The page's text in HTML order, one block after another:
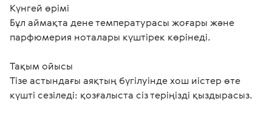
Күнгей өрімі
Бұл аймақта дене температурасы жоғары және
парфюмерия ноталары күштірек көрінеді.
Тақым ойысы
Тізе астындағы аяқтың бүгілуінде хош иістер өте
күшті сезіледі: қозғалыста сіз теріңізді қыздырасыз.